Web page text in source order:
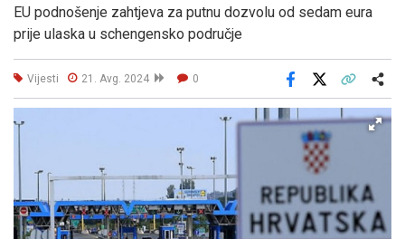
EU podnošenje zahtjeva za putnu dozvolu od sedam eura
prije ulaska u schengensko područje
Vijesti 21. Avg. 2024 0
Facebook